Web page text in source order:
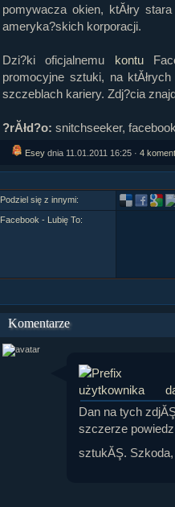
pomywacza okien, ktĂłry
ameryka?skich korporacji.
Dzi?ki oficjalnemu kontu
promocyjne sztuki, na
szczeblach kariery. Zdj?cia
?rĂłd?o: snitchseeker,
Esey dnia 11.01.2011 16:25 ·4
Podziel się z innymi:
Facebook - Lubię To:
Komentarze
Dan na tych
szczerze
sztukĂŞ. Szkoda,